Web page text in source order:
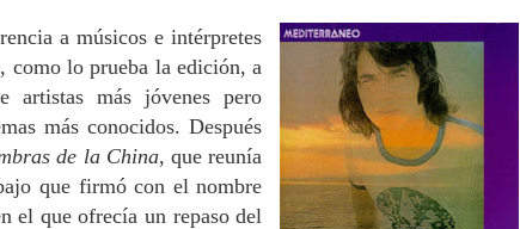
a músicos e intérpretes
como lo prueba la edición, a
más jóvenes pero
más conocidos.Después
de la China, que reunía
que firmó con el nombre
el que ofrecía un repaso del